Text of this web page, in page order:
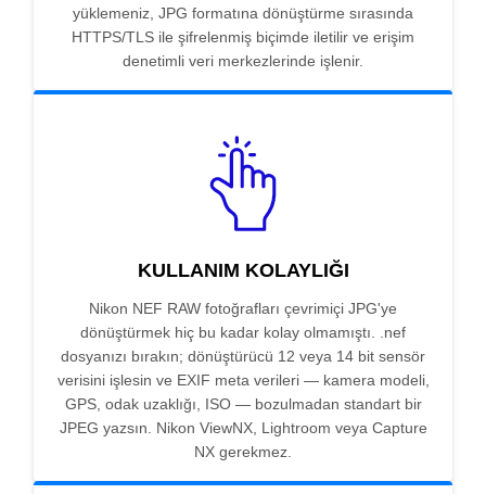
yüklemeniz, JPG formatına dönüştürme sırasında
HTTPS/TLS ile şifrelenmiş biçimde iletilir ve erişim
denetimli veri merkezlerinde işlenir.
KULLANIM KOLAYLIĞI
Nikon NEF RAW fotoğrafları çevrimiçi JPG'ye
dönüştürmek hiç bu kadar kolay olmamıştı. .nef
dosyanızı bırakın; dönüştürücü 12 veya 14 bit sensör
verisini işlesin ve EXIF meta verileri — kamera modeli,
GPS, odak uzaklığı, ISO — bozulmadan standart bir
JPEG yazsın. Nikon ViewNX, Lightroom veya Capture
NX gerekmez.